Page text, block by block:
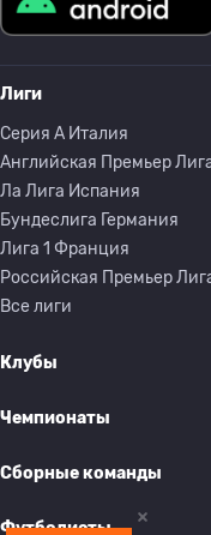
Лиги
Серия A Италия
Английская Премьер
Ла Лига Испания
Бундеслига Германия
Лига 1 Франция
Российская Премьер
Все лиги
Клубы
Чемпионаты
Сборные команды
Футболисты